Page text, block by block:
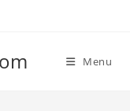
Menu